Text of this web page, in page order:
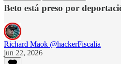
Beto está preso por
Richard Maok @hackerFiscalia
jun 22, 2026